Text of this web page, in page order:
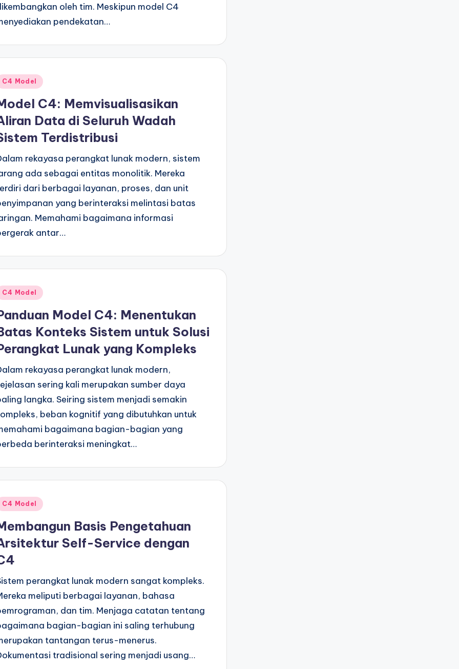
oleh tim. Meskipun model C4
pendekatan…
C4 Model
C4: Memvisualisasikan
Data di Seluruh Wadah
Terdistribusi
rekayasa perangkat lunak modern, sistem
ada sebagai entitas monolitik. Mereka
dari berbagai layanan, proses, dan unit
yang berinteraksi melintasi batas
Memahami bagaimana informasi
antar…
C4 Model
Model C4: Menentukan
Konteks Sistem untuk Solusi
Lunak yang Kompleks
rekayasa perangkat lunak modern,
sering kali merupakan sumber daya
langka. Seiring sistem menjadi semakin
beban kognitif yang dibutuhkan untuk
bagaimana bagian-bagian yang
berinteraksi meningkat…
C4 Model
Basis Pengetahuan
Self-Service dengan
perangkat lunak modern sangat kompleks.
meliputi berbagai layanan, bahasa
dan tim. Menjaga catatan tentang
bagian-bagian ini saling terhubung
tantangan terus-menerus.
tradisional sering menjadi usang…